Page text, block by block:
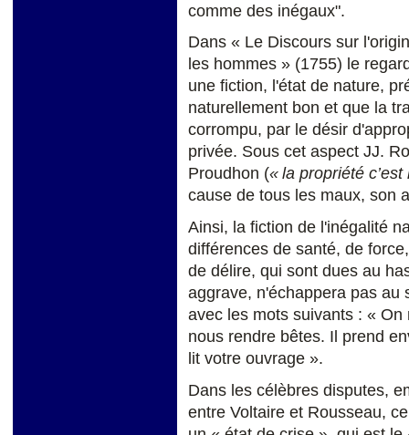
comme des inégaux".
Dans « Le Discours sur
les hommes » (1755) le
une fiction, l'état de nature,
naturellement bon et que la
corrompu, par le désir
privée. Sous cet aspect JJ.
Proudhon (« la propriété c’est
cause de tous les maux, son
Ainsi, la fiction de l'inégalité
différences de santé, de
de délire, qui sont dues au
aggrave, n'échappera pas au
avec les mots suivants : « On
nous rendre bêtes. Il prend
lit votre ouvrage ».
Dans les célèbres disputes,
entre Voltaire et Rousseau,